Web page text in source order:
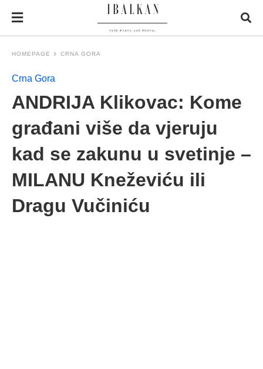
HOMEPAGE CRNA GORA
Crna Gora
ANDRIJA Klikovac: Kome
građani više da vjeruju
kad se zakunu u svetinje –
MILANU Kneževiću ili
Dragu Vučiniću